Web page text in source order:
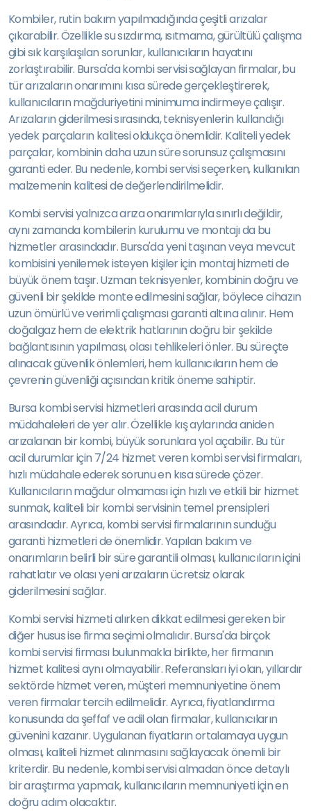
Kombiler, rutin bakım yapılmadığında çeşitli arızalar
çıkarabilir. Özellikle su sızdırma, ısıtmama, gürültülü çalışma
gibi sık karşılaşılan sorunlar, kullanıcıların hayatını
zorlaştırabilir. Bursa'da kombi servisi sağlayan firmalar, bu
tür arızaların onarımını kısa sürede gerçekleştirerek,
kullanıcıların mağduriyetini minimuma indirmeye çalışır.
Arızaların giderilmesi sırasında, teknisyenlerin kullandığı
yedek parçaların kalitesi oldukça önemlidir. Kaliteli yedek
parçalar, kombinin daha uzun süre sorunsuz çalışmasını
garanti eder. Bu nedenle, kombi servisi seçerken, kullanılan
malzemenin kalitesi de değerlendirilmelidir.
Kombi servisi yalnızca arıza onarımlarıyla sınırlı değildir,
aynı zamanda kombilerin kurulumu ve montajı da bu
hizmetler arasındadır. Bursa'da yeni taşınan veya mevcut
kombisini yenilemek isteyen kişiler için montaj hizmeti de
büyük önem taşır. Uzman teknisyenler, kombinin doğru ve
güvenli bir şekilde monte edilmesini sağlar, böylece cihazın
uzun ömürlü ve verimli çalışması garanti altına alınır. Hem
doğalgaz hem de elektrik hatlarının doğru bir şekilde
bağlantısının yapılması, olası tehlikeleri önler. Bu süreçte
alınacak güvenlik önlemleri, hem kullanıcıların hem de
çevrenin güvenliği açısından kritik öneme sahiptir.
Bursa kombi servisi hizmetleri arasında acil durum
müdahaleleri de yer alır. Özellikle kış aylarında aniden
arızalanan bir kombi, büyük sorunlara yol açabilir. Bu tür
acil durumlar için 7/24 hizmet veren kombi servisi firmaları,
hızlı müdahale ederek sorunu en kısa sürede çözer.
Kullanıcıların mağdur olmaması için hızlı ve etkili bir hizmet
sunmak, kaliteli bir kombi servisinin temel prensipleri
arasındadır. Ayrıca, kombi servisi firmalarının sunduğu
garanti hizmetleri de önemlidir. Yapılan bakım ve
onarımların belirli bir süre garantili olması, kullanıcıların içini
rahatlatır ve olası yeni arızaların ücretsiz olarak
giderilmesini sağlar.
Kombi servisi hizmeti alırken dikkat edilmesi gereken bir
diğer husus ise firma seçimi olmalıdır. Bursa'da birçok
kombi servisi firması bulunmakla birlikte, her firmanın
hizmet kalitesi aynı olmayabilir. Referansları iyi olan, yıllardır
sektörde hizmet veren, müşteri memnuniyetine önem
veren firmalar tercih edilmelidir. Ayrıca, fiyatlandırma
konusunda da şeffaf ve adil olan firmalar, kullanıcıların
güvenini kazanır. Uygulanan fiyatların ortalamaya uygun
olması, kaliteli hizmet alınmasını sağlayacak önemli bir
kriterdir. Bu nedenle, kombi servisi almadan önce detaylı
bir araştırma yapmak, kullanıcıların memnuniyeti için en
doğru adım olacaktır.